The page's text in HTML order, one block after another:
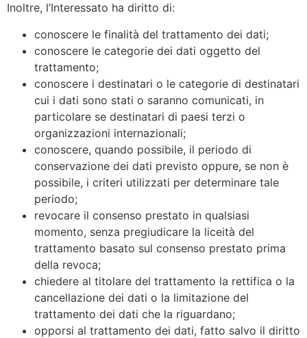
Inoltre, l’Interessato ha diritto di:
conoscere le finalità del trattamento dei dati;
conoscere le categorie dei dati oggetto del
trattamento;
conoscere i destinatari o le categorie di destinatari
cui i dati sono stati o saranno comunicati, in
particolare se destinatari di paesi terzi o
organizzazioni internazionali;
conoscere, quando possibile, il periodo di
conservazione dei dati previsto oppure, se non è
possibile, i criteri utilizzati per determinare tale
periodo;
revocare il consenso prestato in qualsiasi
momento, senza pregiudicare la liceità del
trattamento basato sul consenso prestato prima
della revoca;
chiedere al titolare del trattamento la rettifica o la
cancellazione dei dati o la limitazione del
trattamento dei dati che la riguardano;
opporsi al trattamento dei dati, fatto salvo il diritto